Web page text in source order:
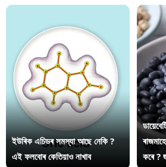
ইউৰিক এচিডৰ সমস্যা আছে নেকি ?
এই ফলবোৰ কেতিয়াও নাখাব
কৰে ?